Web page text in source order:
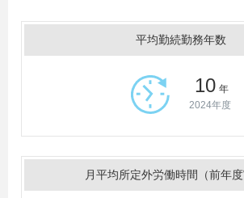
平均勤続勤務年数
10 年
2024年度
月平均所定外労働時間（前年度